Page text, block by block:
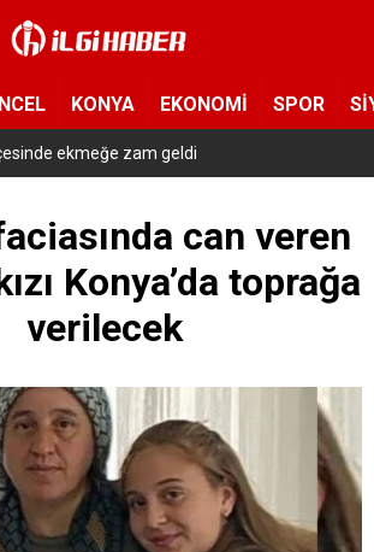
KONYA EKONOMİ SPOR
can veren
Konya’da toprağa
verilecek